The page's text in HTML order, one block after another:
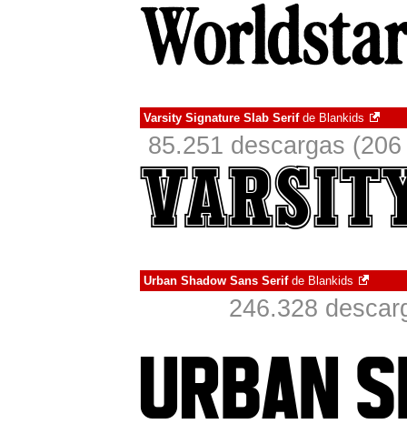
Varsity Signature Slab Serifde Blankids
85.251 descargas
Urban Shadow Sans Serifde Blankids
246.328